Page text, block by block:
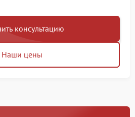
консультацию
Наши цены